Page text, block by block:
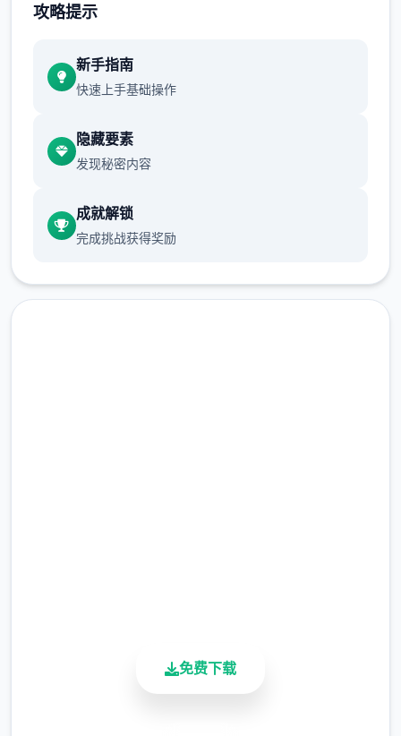
攻略提示
新手指南
快速上手基础操作
隐藏要素
发现秘密内容
成就解锁
完成挑战获得奖励
免费下载